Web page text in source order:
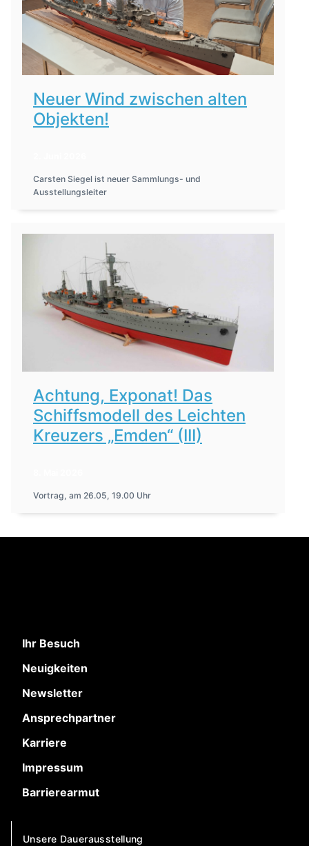
Neuer Wind zwischen alten
Objekten!
Carsten Siegel ist neuer Sammlungs- und
Ausstellungsleiter
Achtung, Exponat! Das
Schiffsmodell des Leichten
Kreuzers „Emden“ (III)
Vortrag, am 26.05, 19.00 Uhr
Ihr Besuch
Neuigkeiten
Newsletter
Ansprechpartner
Karriere
Impressum
Barrierearmut
Unsere Dauerausstellung